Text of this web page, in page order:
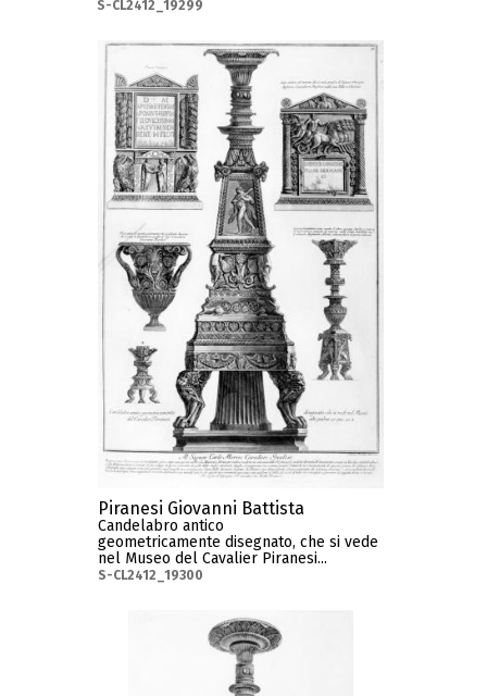
S-CL2412_19299
Piranesi Giovanni Battista
Candelabro antico
geometricamente disegnato, che si vede
nel Museo del Cavalier Piranesi...
S-CL2412_19300